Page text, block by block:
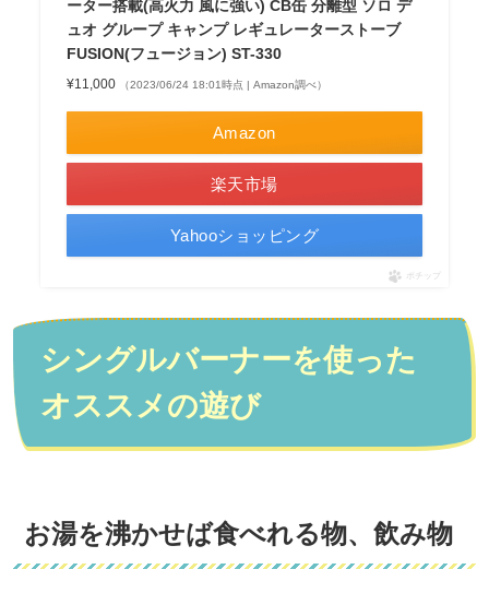
ーター搭載(高火力 風に強い) CB缶 分離型 ソロ デ
ュオ グループ キャンプ レギュレーターストーブ
FUSION(フュージョン) ST-330
¥11,000 （2023/06/24 18:01時点 | Amazon調べ）
Amazon
楽天市場
Yahooショッピング
ポチップ
シングルバーナーを使った
オススメの遊び
お湯を沸かせば食べれる物、飲み物